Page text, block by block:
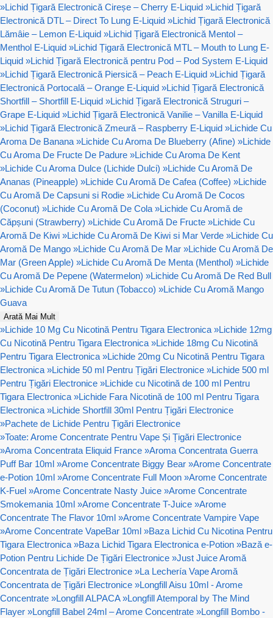
»Lichid Țigară Electronică Cireșe – Cherry E-Liquid »Lichid Țigară
Electronică DTL – Direct To Lung E-Liquid »Lichid Țigară Electronică
Lămâie – Lemon E-Liquid »Lichid Țigară Electronică Mentol –
Menthol E-Liquid »Lichid Țigară Electronică MTL – Mouth to Lung E-
Liquid »Lichid Țigară Electronică pentru Pod – Pod System E-Liquid
»Lichid Țigară Electronică Piersică – Peach E-Liquid »Lichid Țigară
Electronică Portocală – Orange E-Liquid »Lichid Țigară Electronică
Shortfill – Shortfill E-Liquid »Lichid Țigară Electronică Struguri –
Grape E-Liquid »Lichid Țigară Electronică Vanilie – Vanilla E-Liquid
»Lichid Țigară Electronică Zmeură – Raspberry E-Liquid »Lichide Cu
Aroma De Banana »Lichide Cu Aroma De Blueberry (Afine) »Lichide
Cu Aroma De Fructe De Padure »Lichide Cu Aroma De Kent
»Lichide Cu Aroma Dulce (Lichide Dulci) »Lichide Cu Aromă De
Ananas (Pineapple) »Lichide Cu Aromă De Cafea (Coffee) »Lichide
Cu Aromă De Capsuni si Rodie »Lichide Cu Aromă De Cocos
(Coconut) »Lichide Cu Aromă De Cola »Lichide Cu Aromă de
Căpșuni (Strawberry) »Lichide Cu Aromă De Fructe »Lichide Cu
Aromă De Kiwi »Lichide Cu Aromă De Kiwi si Mar Verde »Lichide Cu
Aromă De Mango »Lichide Cu Aromă De Mar »Lichide Cu Aromă De
Mar (Green Apple) »Lichide Cu Aromă De Menta (Menthol) »Lichide
Cu Aromă De Pepene (Watermelon) »Lichide Cu Aromă De Red Bull
»Lichide Cu Aromă De Tutun (Tobacco) »Lichide Cu Aromă Mango
Guava
Arată Mai Mult
»Lichide 10 Mg Cu Nicotină Pentru Tigara Electronica »Lichide 12mg
Cu Nicotină Pentru Tigara Electronica »Lichide 18mg Cu Nicotină
Pentru Tigara Electronica »Lichide 20mg Cu Nicotină Pentru Tigara
Electronica »Lichide 50 ml Pentru Țigări Electronice »Lichide 500 ml
Pentru Țigări Electronice »Lichide cu Nicotină de 100 ml Pentru
Tigara Electronica »Lichide Fara Nicotină de 100 ml Pentru Tigara
Electronica »Lichide Shortfill 30ml Pentru Țigări Electronice
»Pachete de Lichide Pentru Țigări Electronice
»Toate: Arome Concentrate Pentru Vape Și Țigări Electronice
»Aroma Concentrata Eliquid France »Aroma Concentrata Guerra
Puff Bar 10ml »Arome Concentrate Biggy Bear »Arome Concentrate
e-Potion 10ml »Arome Concentrate Full Moon »Arome Concentrate
K-Fuel »Arome Concentrate Nasty Juice »Arome Concentrate
Smokemania 10ml »Arome Concentrate T-Juice »Arome
Concentrate The Flavor 10ml »Arome Concentrate Vampire Vape
»Arome Concentrate VapeBar 10ml »Baza Lichid Cu Nicotina Pentru
Tigara Electronica »Baza Lichid Tigara Electronica e-Potion »Bază e-
Potion Pentru Lichide De Țigări Electronice »Just Juice Aromă
Concentrata de Țigări Electronice »La Lechería Vape Aromă
Concentrata de Țigări Electronice »Longfill Aisu 10ml - Arome
Concentrate »Longfill ALPACA »Longfill Atemporal by The Mind
Flayer »Longfill Babel 24ml – Arome Concentrate »Longfill Bombo -